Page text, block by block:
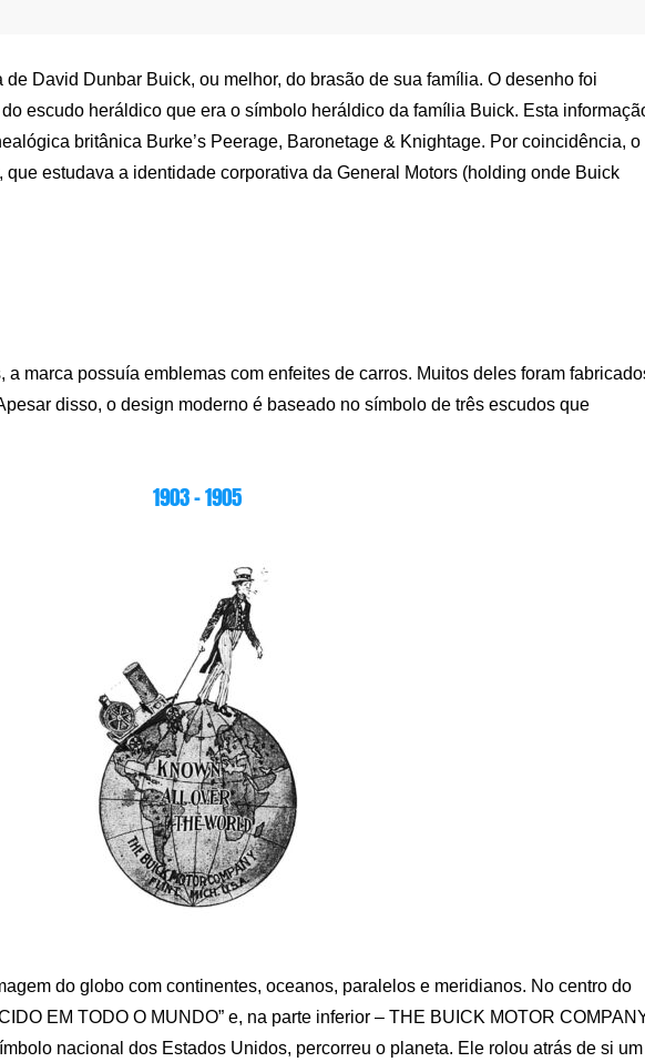
David Dunbar Buick, ou melhor, do brasão de sua família. O desenho foi
escudo heráldico que era o símbolo heráldico da família Buick. Esta
britânica Burke’s Peerage, Baronetage & Knightage. Por coincidência, o
que estudava a identidade corporativa da General Motors (holding onde Buick
marca possuía emblemas com enfeites de carros. Muitos deles foram
disso, o design moderno é baseado no símbolo de três escudos que
1903 – 1905
do globo com continentes, oceanos, paralelos e meridianos. No centro do
EM TODO O MUNDO” e, na parte inferior – THE BUICK MOTOR
nacional dos Estados Unidos, percorreu o planeta. Ele rolou atrás de si um